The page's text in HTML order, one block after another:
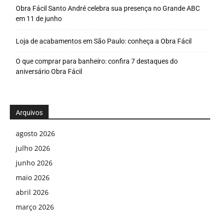
Obra Fácil Santo André celebra sua presença no Grande ABC
em 11 de junho
Loja de acabamentos em São Paulo: conheça a Obra Fácil
O que comprar para banheiro: confira 7 destaques do
aniversário Obra Fácil
Arquivos
agosto 2026
julho 2026
junho 2026
maio 2026
abril 2026
março 2026